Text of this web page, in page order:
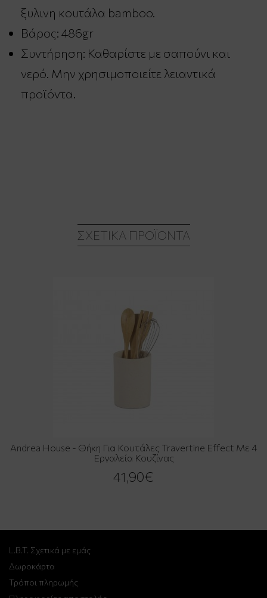
ξυλινη κουτάλα bamboo.
Βάρος: 486gr
Συντήρηση: Καθαρίστε με σαπούνι και
νερό. Μην χρησιμοποιείτε λειαντικά
προϊόντα.
ΣΧΕΤΙΚΆ ΠΡΟΪΌΝΤΑ
Andrea House - Θήκη Για Κουτάλες Travertine Effect Με 4
Εργαλεία Κουζίνας
41,90€
L.B.T. Σχετικά με εμάς
Δωροκάρτα
Τρόποι πληρωμής